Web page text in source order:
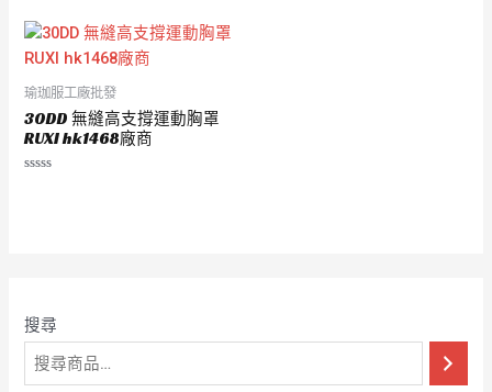
搜尋
瑜珈服工廠批發
30DD 無縫高支撐運動胸罩
RUXI hk1468廠商